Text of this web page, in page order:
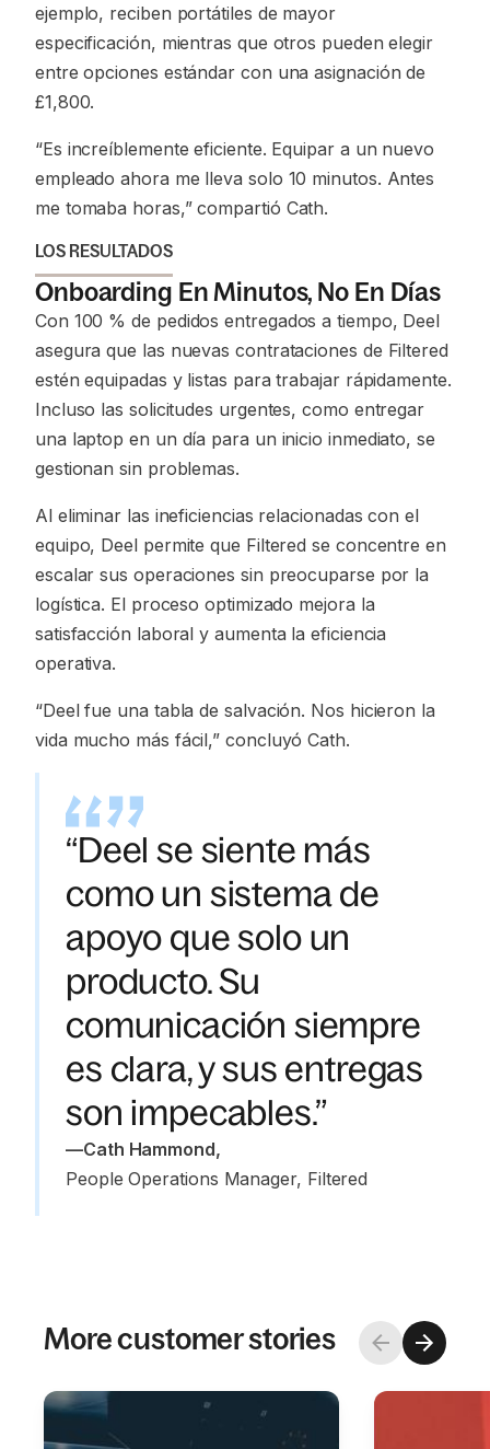
ejemplo, reciben portátiles de mayor
especificación, mientras que otros pueden elegir
entre opciones estándar con una asignación de
£1,800.
“Es increíblemente eficiente. Equipar a un nuevo
empleado ahora me lleva solo 10 minutos. Antes
me tomaba horas,”compartió Cath.
LOS RESULTADOS
Onboarding En Minutos, No En Días
Con 100 % de pedidos entregados a tiempo, Deel
asegura que las nuevas contrataciones de Filtered
estén equipadas y listas para trabajar rápidamente.
Incluso las solicitudes urgentes, como entregar
una laptop en un día para un inicio inmediato, se
gestionan sin problemas.
Al eliminar las ineficiencias relacionadas con el
equipo, Deel permite que Filtered se concentre en
escalar sus operaciones sin preocuparse por la
logística. El proceso optimizado mejora la
satisfacción laboral y aumenta la eficiencia
operativa.
“Deel fue una tabla de salvación. Nos hicieron la
vida mucho más fácil,” concluyó Cath.
“Deel se siente más
como un sistema de
apoyo que solo un
producto. Su
comunicación siempre
es clara, y sus entregas
son impecables.”
—Cath Hammond,
People Operations Manager, Filtered
More customer stories